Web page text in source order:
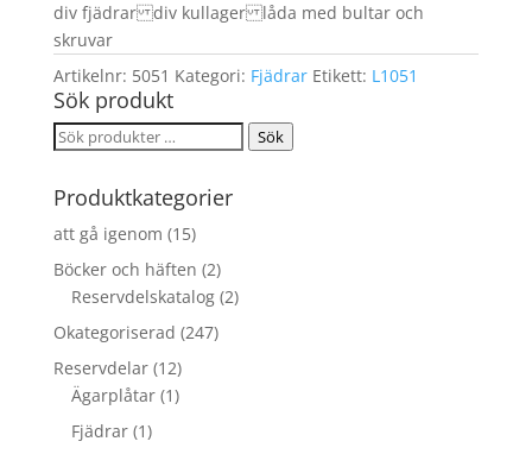
div fjädrar div kullager låda med bultar och
skruvar
Artikelnr: 5051 Kategori: Fjädrar Etikett: L1051
Sök produkt
Sök
Sök
Produktkategorier
att gå igenom (15)
Böcker och häften (2)
Reservdelskatalog (2)
Okategoriserad (247)
Reservdelar (12)
Ägarplåtar (1)
Fjädrar (1)